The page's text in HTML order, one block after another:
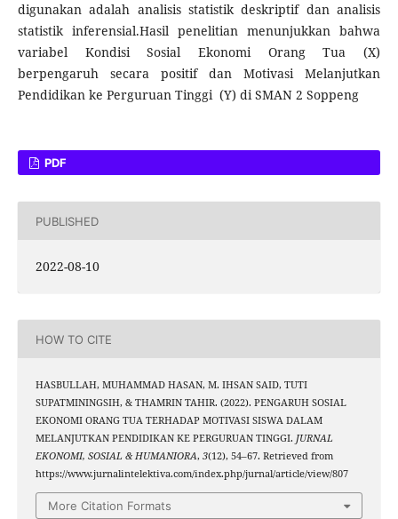
digunakan adalah analisis statistik deskriptif dan analisis
statistik inferensial.Hasil penelitian menunjukkan bahwa
variabel Kondisi Sosial Ekonomi Orang Tua (X)
berpengaruh secara positif dan Motivasi Melanjutkan
Pendidikan ke Perguruan Tinggi (Y) di SMAN 2 Soppeng
PDF
PUBLISHED
2022-08-10
HOW TO CITE
HASBULLAH, MUHAMMAD HASAN, M. IHSAN SAID, TUTI
SUPATMININGSIH, & THAMRIN TAHIR. (2022). PENGARUH SOSIAL
EKONOMI ORANG TUA TERHADAP MOTIVASI SISWA DALAM
MELANJUTKAN PENDIDIKAN KE PERGURUAN TINGGI. JURNAL
EKONOMI, SOSIAL & HUMANIORA, 3(12), 54–67. Retrieved from
https://www.jurnalintelektiva.com/index.php/jurnal/article/view/807
More Citation Formats